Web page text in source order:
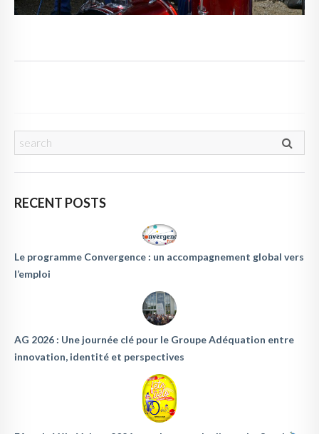
RECENT POSTS
Le programme Convergence : un accompagnement global vers
l’emploi
AG 2026 : Une journée clé pour le Groupe Adéquation entre
innovation, identité et perspectives